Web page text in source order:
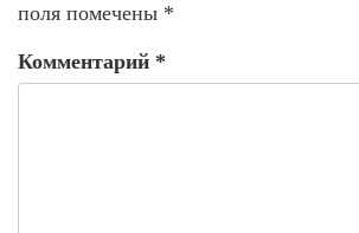
поля помечены *
Комментарий *